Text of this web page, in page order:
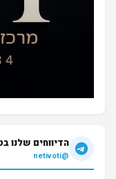
הדיווחים שלנו
@netivoti